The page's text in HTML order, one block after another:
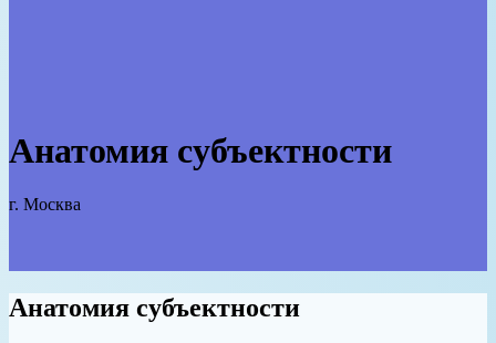
Анатомия субъектности
г. Москва
Анатомия субъектности